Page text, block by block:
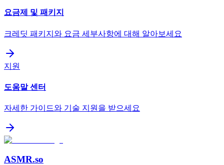
요금제 및 패키지
크레딧 패키지와 요금 세부사항에 대해 알아보세요
지원
도움말 센터
자세한 가이드와 기술 지원을 받으세요
ASMR.so